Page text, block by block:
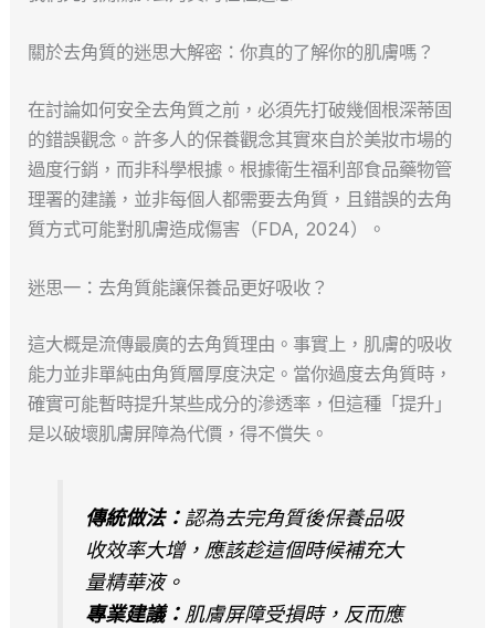
關於去角質的迷思大解密：你真的了解你的肌膚嗎？
在討論如何安全去角質之前，必須先打破幾個根深蒂固
的錯誤觀念。許多人的保養觀念其實來自於美妝市場的
過度行銷，而非科學根據。根據衛生福利部食品藥物管
理署的建議，並非每個人都需要去角質，且錯誤的去角
質方式可能對肌膚造成傷害（FDA, 2024）。
迷思一：去角質能讓保養品更好吸收？
這大概是流傳最廣的去角質理由。事實上，肌膚的吸收
能力並非單純由角質層厚度決定。當你過度去角質時，
確實可能暫時提升某些成分的滲透率，但這種「提升」
是以破壞肌膚屏障為代價，得不償失。
傳統做法： 認為去完角質後保養品吸
收效率大增，應該趁這個時候補充大
量精華液。
專業建議： 肌膚屏障受損時，反而應